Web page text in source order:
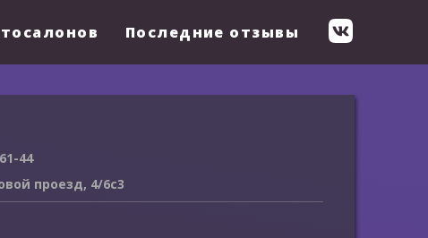
Последние отзывы
44
проезд, 4/6с3